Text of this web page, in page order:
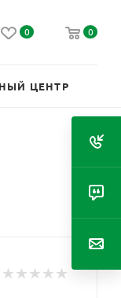
0 0
ЦЕНТР